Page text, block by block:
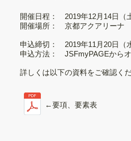
開催日程： 2019年12月14日（
開催場所： 京都アクアリーナ
申込締切： 2019年11月20日（
申込方法： JSFmyPAGEから
詳しくは以下の資料をご確認くだ
←要項、要素表